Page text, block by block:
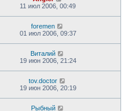
11 июл 2006, 00:49
foremen
01 июл 2006, 09:37
Виталий
19 июн 2006, 21:24
tov.doctor
19 июн 2006, 20:19
Рыбный